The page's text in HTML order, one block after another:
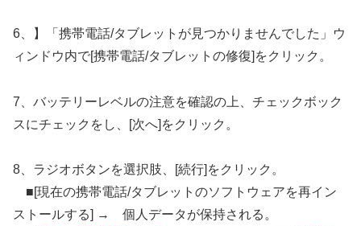
6、】「携帯電話/タブレットが見つかりませんでした」ウ
ィンドウ内で[携帯電話/タブレットの修復]をクリック。
7、バッテリーレベルの注意を確認の上、チェックボック
スにチェックをし、[次へ]をクリック。
8、ラジオボタンを選択肢、[続行]をクリック。
■[現在の携帯電話/タブレットのソフトウェアを再イン
ストールする] → 個人データが保持される。